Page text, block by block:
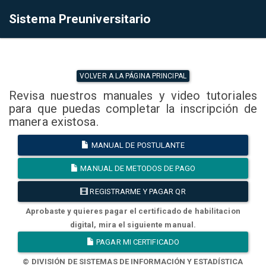
Sistema Preuniversitario
VOLVER A LA PÁGINA PRINCIPAL
Revisa nuestros manuales y video tutoriales
para que puedas completar la inscripción de
manera existosa.
MANUAL DE POSTULANTE
MANUAL DE METODOS DE PAGO
REGISTRARME Y PAGAR QR
Aprobaste y quieres pagar el certificado de habilitacion
digital, mira el siguiente manual.
PAGAR MI CERTIFICADO
© DIVISIÓN DE SISTEMAS DE INFORMACIÓN Y ESTADÍSTICA